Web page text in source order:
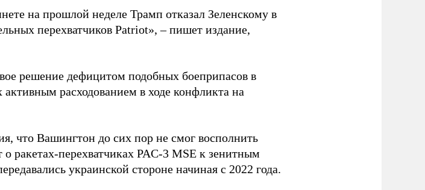
на прошлой неделе Трамп отказал Зеленскому в
перехватчиков Patriot», – пишет издание,
решение дефицитом подобных боеприпасов в
расходованием в ходе конфликта на
что Вашингтон до сих пор не смог восполнить
ракетах-перехватчиках PAC-3 MSE к зенитным
украинской стороне начиная с 2022 года.